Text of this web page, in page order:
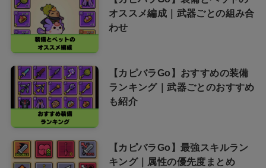
オススメ編成｜武器ごとの組み合
わせ
【カピバラGo】おすすめの装備
ランキング｜武器ごとのおすすめ
も紹介
【カピバラGo】最強スキルラン
キング｜属性の優先度まとめ